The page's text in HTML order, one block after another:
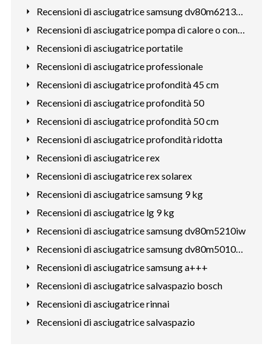
Recensioni di asciugatrice samsung dv80m6213cw
Recensioni di asciugatrice pompa di calore o condensazione
Recensioni di asciugatrice portatile
Recensioni di asciugatrice professionale
Recensioni di asciugatrice profondità 45 cm
Recensioni di asciugatrice profondità 50
Recensioni di asciugatrice profondità 50 cm
Recensioni di asciugatrice profondità ridotta
Recensioni di asciugatrice rex
Recensioni di asciugatrice rex solarex
Recensioni di asciugatrice samsung 9 kg
Recensioni di asciugatrice lg 9 kg
Recensioni di asciugatrice samsung dv80m5210iw
Recensioni di asciugatrice samsung dv80m50101w
Recensioni di asciugatrice samsung a+++
Recensioni di asciugatrice salvaspazio bosch
Recensioni di asciugatrice rinnai
Recensioni di asciugatrice salvaspazio